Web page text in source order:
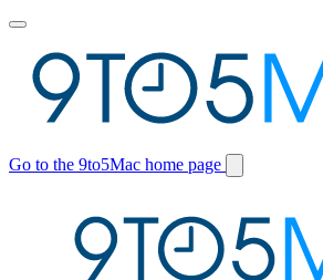
Toggle
menu
Go to the 9to5Mac home page
Switch